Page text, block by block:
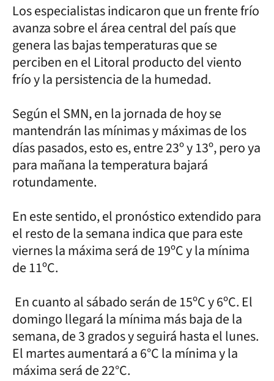
Los especialistas indicaron que un frente frío
avanza sobre el área central del país que
genera las bajas temperaturas que se
perciben en el Litoral producto del viento
frío y la persistencia de la humedad.
Según el SMN, en la jornada de hoy se
mantendrán las mínimas y máximas de los
días pasados, esto es, entre 23º y 13º, pero ya
para mañana la temperatura bajará
rotundamente.
En este sentido, el pronóstico extendido para
el resto de la semana indica que para este
viernes la máxima será de 19ºC y la mínima
de 11ºC.
En cuanto al sábado serán de 15ºC y 6ºC. El
domingo llegará la mínima más baja de la
semana, de 3 grados y seguirá hasta el lunes.
El martes aumentará a 6°C la mínima y la
máxima será de 22°C.